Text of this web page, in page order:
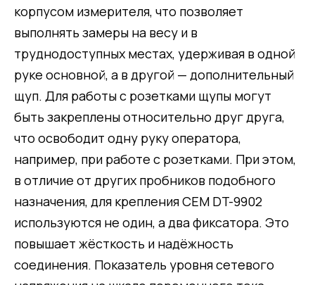
корпусом измерителя, что позволяет
выполнять замеры на весу и в
труднодоступных местах, удерживая в одной
руке основной, а в другой — дополнительный
щуп. Для работы с розетками щупы могут
быть закреплены относительно друг друга,
что освободит одну руку оператора,
например, при работе с розетками. При этом,
в отличие от других пробников подобного
назначения, для крепления CEM DT-9902
используются не один, а два фиксатора. Это
повышает жёсткость и надёжность
соединения. Показатель уровня сетевого